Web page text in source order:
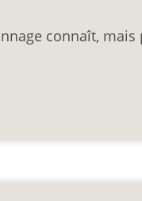
connaît, mais